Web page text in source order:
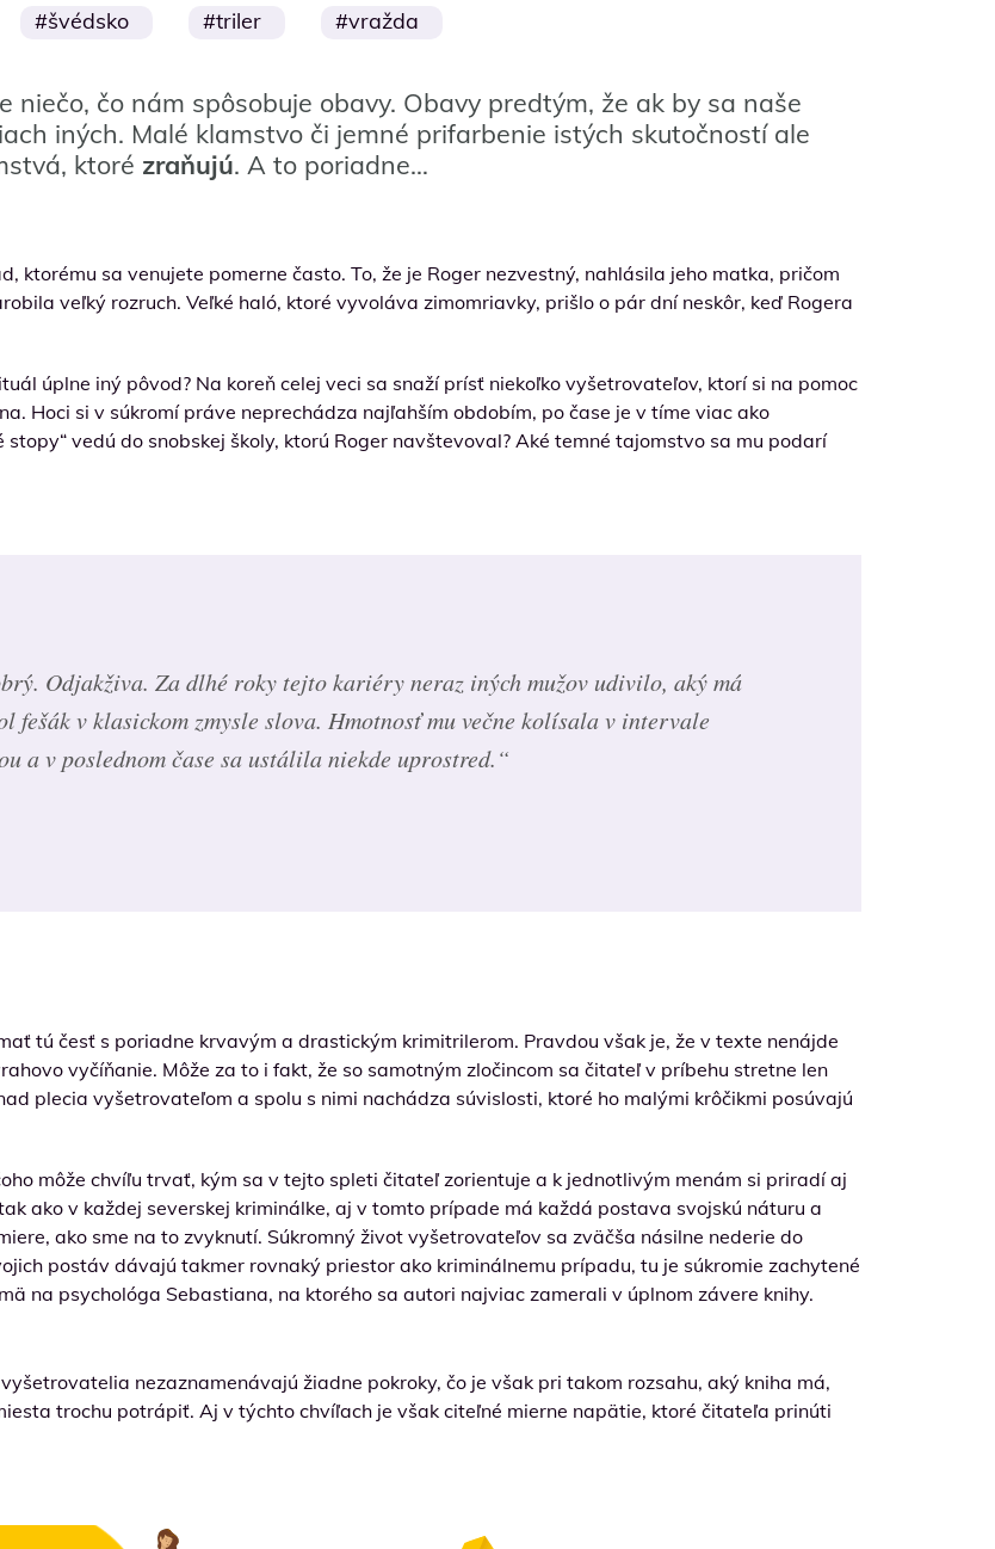
švédsko triler vražda
niečo, čo nám spôsobuje obavy. Obavy predtým, že ak by sa naše
iných. Malé klamstvo či jemné prifarbenie istých skutočností ale
ktoré zraňujú. A to poriadne…
ktorému sa venujete pomerne často. To, že je Roger nezvestný, nahlásila jeho matka, pričom
veľký rozruch. Veľké haló, ktoré vyvoláva zimomriavky, prišlo o pár dní neskôr, keď Rogera
úplne iný pôvod? Na koreň celej veci sa snaží prísť niekoľko vyšetrovateľov, ktorí si na pomoc
Hoci si v súkromí práve neprechádza najľahším obdobím, po čase je v tíme viac ako
vedú do snobskej školy, ktorú Roger navštevoval? Aké temné tajomstvo sa mu podarí
Odjakživa. Za dlhé roky tejto kariéry neraz iných mužov udivilo, aký má
fešák v klasickom zmysle slova. Hmotnosť mu večne kolísala v intervale
a v poslednom čase sa ustálila niekde uprostred.“
tú česť s poriadne krvavým a drastickým krimitrilerom. Pravdou však je, že v texte nenájde
vyčíňanie. Môže za to i fakt, že so samotným zločincom sa čitateľ v príbehu stretne len
plecia vyšetrovateľom a spolu s nimi nachádza súvislosti, ktoré ho malými krôčikmi posúvajú
môže chvíľu trvať, kým sa v tejto spleti čitateľ zorientuje a k jednotlivým menám si priradí aj
ako v každej severskej kriminálke, aj v tomto prípade má každá postava svojskú náturu a
ako sme na to zvyknutí. Súkromný život vyšetrovateľov sa zväčša násilne nederie do
postáv dávajú takmer rovnaký priestor ako kriminálnemu prípadu, tu je súkromie zachytené
na psychológa Sebastiana, na ktorého sa autori najviac zamerali v úplnom závere knihy.
nezaznamenávajú žiadne pokroky, čo je však pri takom rozsahu, aký kniha má,
trochu potrápiť. Aj v týchto chvíľach je však citeľné mierne napätie, ktoré čitateľa prinúti